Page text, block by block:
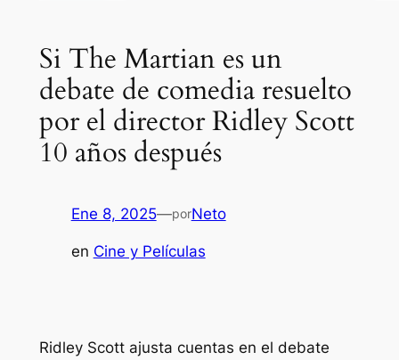
Si The Martian es un
debate de comedia resuelto
por el director Ridley Scott
10 años después
Ene 8, 2025—porNeto
en Cine y Películas
Ridley Scott ajusta cuentas en el debate